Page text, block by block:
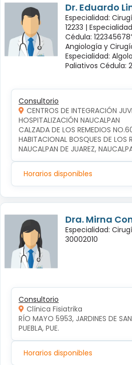
Dr. Eduardo
Especialidad:
12233 |
Cédula:
Angiología y
Especialidad:
Paliativos Cédula: 2
Consultorio
CENTROS DE INTEGRACIÓN
HOSPITALIZACIÓN NAUCALPAN
CALZADA DE LOS REMEDIOS
HABITACIONAL BOSQUES DE LOS
NAUCALPAN DE JUAREZ,
Horarios disponibles
Dra. Mirna
Especialidad:
30002010
Consultorio
Clínica Fisiatrika
RÍO MAYO 5953, JARDINES DE
PUEBLA, PUE.
Horarios disponibles